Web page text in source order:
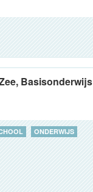
Basisonderwijs
ONDERWIJS